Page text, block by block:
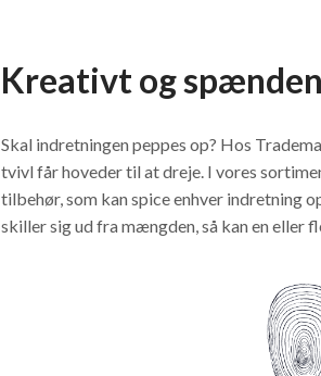
Kreativt og
Skal indretningen peppes op? Hos
tvivl får hoveder til at dreje. I vores
tilbehør, som kan spice enhver indretning
skiller sig ud fra mængden, så kan en eller